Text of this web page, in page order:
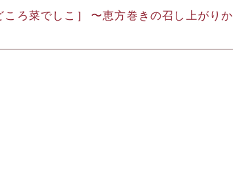
ろ菜でしこ］ 〜恵方巻きの召し上がりか